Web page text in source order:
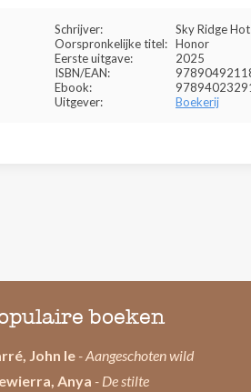
Schrijver:
Sky Ridge
Oorspronkelijke titel: Honor
Eerste uitgave:
2025
ISBN/EAN:
Ebook:
Uitgever:
Boekerij
boeken
John le - Aangeschoten wild
Anya - De stilte